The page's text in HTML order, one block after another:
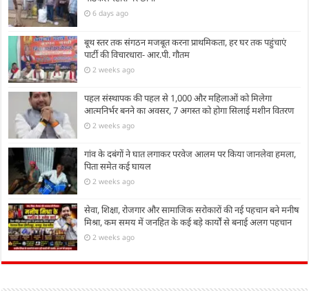
6 days ago
बूथ स्तर तक संगठन मजबूत करना प्राथमिकता, हर घर तक पहुंचाएं
पार्टी की विचारधारा- आर.पी. गौतम
2 weeks ago
पहल संस्थापक की पहल से 1,000 और महिलाओं को मिलेगा
आत्मनिर्भर बनने का अवसर, 7 अगस्त को होगा सिलाई मशीन वितरण
2 weeks ago
गांव के दबंगों ने घात लगाकर परवेज आलम पर किया जानलेवा हमला,
पिता समेत कई घायल
2 weeks ago
सेवा, शिक्षा, रोजगार और सामाजिक सरोकारों की नई पहचान बने मनीष
मिश्रा, कम समय में जनहित के कई बड़े कार्यों से बनाई अलग पहचान
2 weeks ago